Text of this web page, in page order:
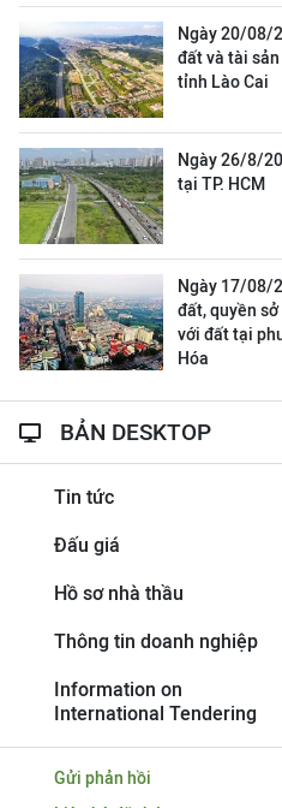
Ngày 20/08/
đất và tài
tỉnh Lào Cai
Ngày 26/8/
tại TP. HCM
Ngày 17/08/
đất, quyền
với đất tại
Hóa
BẢN DESKTOP
Tin tức
Đấu giá
Hồ sơ nhà thầu
Thông tin doanh nghiệp
Information on
International Tendering
Gửi phản hồi